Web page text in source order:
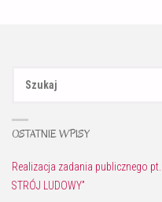
OSTATNIE WPISY
Realizacja zadania publicznego pt.:
STRÓJ LUDOWY”